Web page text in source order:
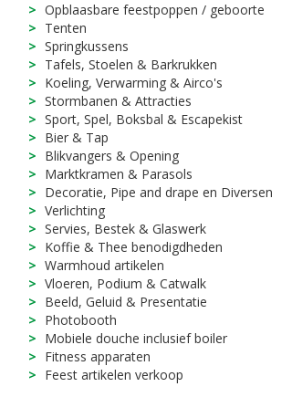
Opblaasbare feestpoppen / geboorte
Tenten
Springkussens
Tafels, Stoelen & Barkrukken
Koeling, Verwarming & Airco's
Stormbanen & Attracties
Sport, Spel, Boksbal & Escapekist
Bier & Tap
Blikvangers & Opening
Marktkramen & Parasols
Decoratie, Pipe and drape en Diversen
Verlichting
Servies, Bestek & Glaswerk
Koffie & Thee benodigdheden
Warmhoud artikelen
Vloeren, Podium & Catwalk
Beeld, Geluid & Presentatie
Photobooth
Mobiele douche inclusief boiler
Fitness apparaten
Feest artikelen verkoop